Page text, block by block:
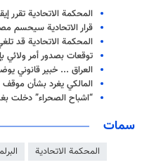
المحكمة الاتحادية تقرر
قرار الاتحادية سيحسم
المحكمة الاتحادية قد
توقعات بصدور أمر ولائي
العراق ... خبير قانوني
المالكي يغرد بشأن
“اشباح الصحراء” دخلت
سمات
المحكمة الاتحادية